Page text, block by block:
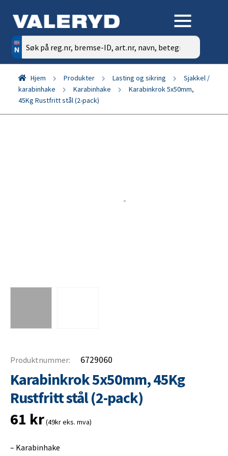
Søk
etter:
Hjem Produkter Lasting og sikring
Sjakkel /
karabinhake
Karabinhake
Karabinkrok 5x50mm,
45Kg Rustfritt stål (2-pack)
Produktnummer: 6729060
Karabinkrok 5x50mm, 45Kg
Rustfritt stål (2-pack)
61 kr(49kr eks. mva)
– Karabinhake